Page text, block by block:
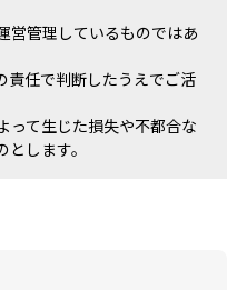
営管理しているものではあ
責任で判断したうえでご活
って生じた損失や不都合な
します。